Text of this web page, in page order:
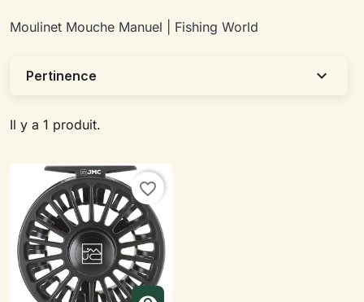
Moulinet Mouche Manuel | Fishing World
Il y a 1 produit.
Pertinence expand_more
favorite_border